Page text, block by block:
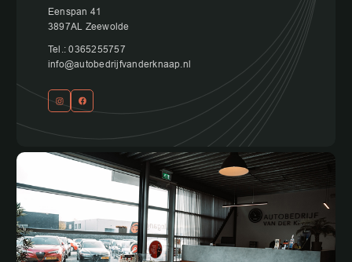
Eenspan 41
3897AL Zeewolde
Tel.: 0365255757
info@autobedrijfvanderknaap.nl